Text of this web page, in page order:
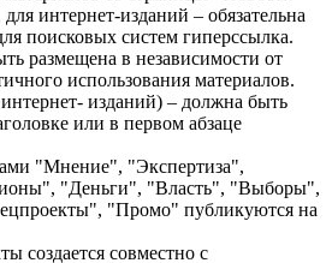
интернет-изданий – обязательна
поисковых систем гиперссылка.
размещена в независимости от
использования материалов.
изданий) – должна быть
или в первом абзаце
"Мнение", "Экспертиза",
"Деньги", "Власть", "Выборы",
"Промо" публикуются на
создается совместно с